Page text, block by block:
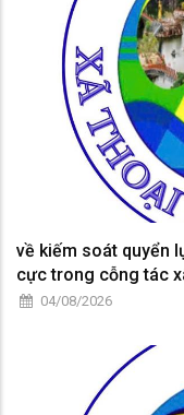
về kiếm soát quyển
cực trong cỗng tác
04/08/2026